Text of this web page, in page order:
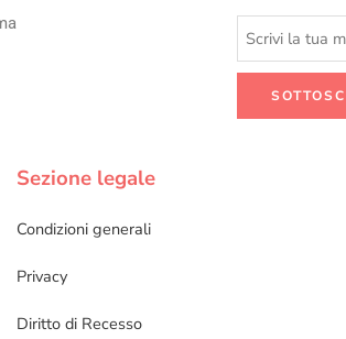
Sezione legale
Condizioni generali
Privacy
Diritto di Recesso